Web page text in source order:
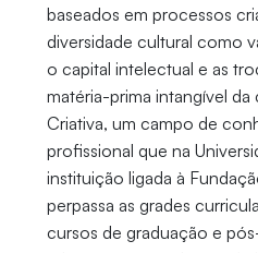
baseados em processos
diversidade cultural como
o capital intelectual e as
matéria-prima intangível
Criativa, um campo de
profissional que na
instituição ligada à
perpassa as grades
cursos de graduação e